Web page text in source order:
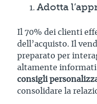
Adotta
Il 70% dei clienti
dell’acquisto. Il
preparato per
altamente
consigli
consolidare la